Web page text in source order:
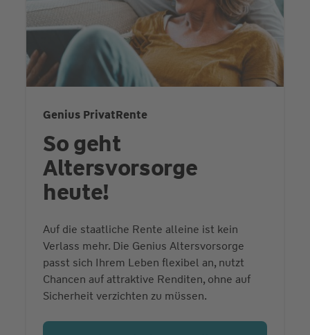
Genius PrivatRente
So geht
Altersvorsorge
heute!
Auf die staatliche Rente alleine ist kein
Verlass mehr. Die Genius Altersvorsorge
passt sich Ihrem Leben flexibel an, nutzt
Chancen auf attraktive Renditen, ohne auf
Sicherheit verzichten zu müssen.